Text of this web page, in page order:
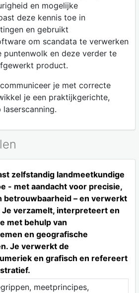
en mogelijke
deze kennis toe in
en gebruikt
om scandata te verwerken
en deze verder te
product.
je met correcte
je een praktijkgerichte,
zelfstandig landmeetkundige
- met aandacht voor precisie,
betrouwbaarheid – en verwerkt
verzamelt, interpreteert en
met behulp van
en geografische
Je verwerkt de
en grafisch en refereert
meetprincipes,